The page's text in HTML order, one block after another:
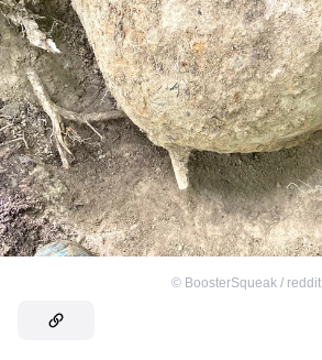
© BoosterSqueak / reddit